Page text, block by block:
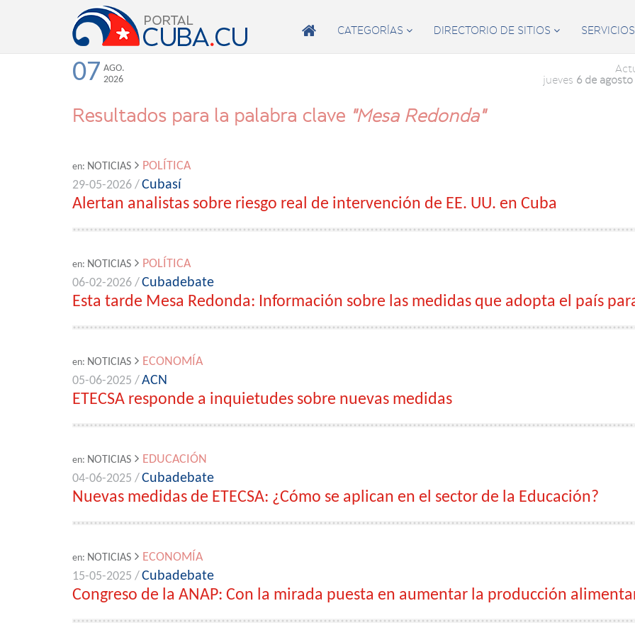
 CATEGORÍAS  DIRECTORIO DE SITIOS 
07 AGO.
2026
jueves 6 de agosto
Resultados para la palabra clave "Mesa Redonda"
en: NOTICIAS
POLÍTICA
29-05-2026 /Cubasí
Alertan analistas sobre riesgo real de intervención de EE. UU. en Cuba
en: NOTICIAS
POLÍTICA
06-02-2026 /Cubadebate
Esta tarde Mesa Redonda: Información sobre las medidas que adopta el país
en: NOTICIAS
ECONOMÍA
05-06-2025 /ACN
ETECSA responde a inquietudes sobre nuevas medidas
en: NOTICIAS
EDUCACIÓN
04-06-2025 /Cubadebate
Nuevas medidas de ETECSA: ¿Cómo se aplican en el sector de la Educación?
en: NOTICIAS
ECONOMÍA
15-05-2025 /Cubadebate
Congreso de la ANAP: Con la mirada puesta en aumentar la producción